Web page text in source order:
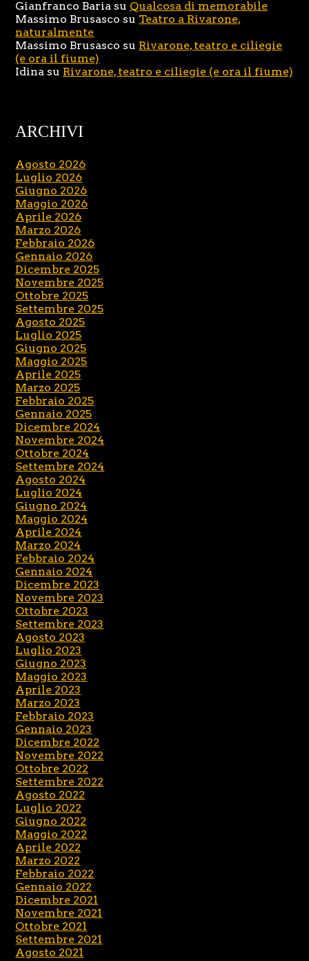
Gianfranco Baria su Qualcosa di memorabile
Massimo Brusasco su Teatro a Rivarone,
naturalmente
Massimo Brusasco su Rivarone, teatro e ciliegie
(e ora il fiume)
Idina su Rivarone, teatro e ciliegie (e ora il fiume)
ARCHIVI
Agosto 2026
Luglio 2026
Giugno 2026
Maggio 2026
Aprile 2026
Marzo 2026
Febbraio 2026
Gennaio 2026
Dicembre 2025
Novembre 2025
Ottobre 2025
Settembre 2025
Agosto 2025
Luglio 2025
Giugno 2025
Maggio 2025
Aprile 2025
Marzo 2025
Febbraio 2025
Gennaio 2025
Dicembre 2024
Novembre 2024
Ottobre 2024
Settembre 2024
Agosto 2024
Luglio 2024
Giugno 2024
Maggio 2024
Aprile 2024
Marzo 2024
Febbraio 2024
Gennaio 2024
Dicembre 2023
Novembre 2023
Ottobre 2023
Settembre 2023
Agosto 2023
Luglio 2023
Giugno 2023
Maggio 2023
Aprile 2023
Marzo 2023
Febbraio 2023
Gennaio 2023
Dicembre 2022
Novembre 2022
Ottobre 2022
Settembre 2022
Agosto 2022
Luglio 2022
Giugno 2022
Maggio 2022
Aprile 2022
Marzo 2022
Febbraio 2022
Gennaio 2022
Dicembre 2021
Novembre 2021
Ottobre 2021
Settembre 2021
Agosto 2021